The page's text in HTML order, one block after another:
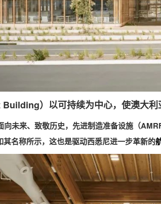
）以可持续为中心，使澳大利
向未来、致敬历史，先进制造准备设施（
其名称所示，这也是驱动西悉尼进一步革新的